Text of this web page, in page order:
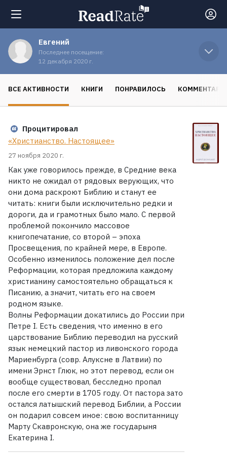
Поиск
Книги
Экранизации
Коллекции
Евгений
Последнее посещение:
12 декабря 2020 г.
ВСЕ АКТИВНОСТИ КНИГИ ПОНРАВИЛОСЬ
Процитировал
«Христианство. Настоящее»
27 ноября 2020 г.
Как уже говорилось прежде, в Средние века
никто не ожидал от рядовых верующих, что
они дома раскроют Библию и станут ее
читать: книги были исключительно редки и
дороги, да и грамотных было мало. С первой
проблемой покончило массовое
книгопечатание, со второй – эпоха
Просвещения, по крайней мере, в Европе.
Особенно изменилось положение дел после
Реформации, которая предложила каждому
христианину самостоятельно обращаться к
Писанию, а значит, читать его на своем
родном языке.
Волны Реформации докатились до России при
Петре I. Есть сведения, что именно в его
царствование Библию переводил на русский
язык немецкий пастор из ливонского города
Мариенбурга (совр. Алуксне в Латвии) по
имени Эрнст Глюк, но этот перевод, если он
вообще существовал, бесследно пропал
после его смерти в 1705 году. От пастора зато
остался латышский перевод Библии, а России
он подарил совсем иное: свою воспитанницу
Марту Скавронскую, она же государыня
Екатерина I.